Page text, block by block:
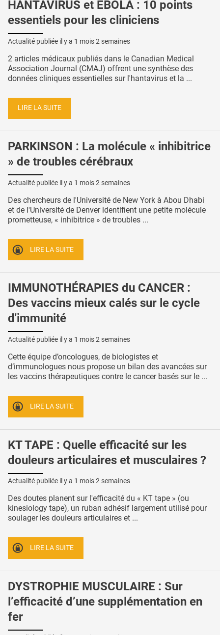
HANTAVIRUS et EBOLA : 10 points
essentiels pour les cliniciens
Actualité publiée il y a 1 mois 2 semaines
2 articles médicaux publiés dans le Canadian Medical
Association Journal (CMAJ) offrent une synthèse des
données cliniques essentielles sur l'hantavirus et la ...
LIRE LA SUITE
PARKINSON : La molécule « inhibitrice
» de troubles cérébraux
Actualité publiée il y a 1 mois 2 semaines
Des chercheurs de l'Université de New York à Abou Dhabi
et de l'Université de Denver identifient une petite molécule
prometteuse, « inhibitrice » de troubles ...
LIRE LA SUITE
IMMUNOTHÉRAPIES du CANCER :
Des vaccins mieux calés sur le cycle
d'immunité
Actualité publiée il y a 1 mois 2 semaines
Cette équipe d’oncologues, de biologistes et
d’immunologues nous propose un bilan des avancées sur
les vaccins thérapeutiques contre le cancer basés sur le ...
LIRE LA SUITE
KT TAPE : Quelle efficacité sur les
douleurs articulaires et musculaires ?
Actualité publiée il y a 1 mois 2 semaines
Des doutes planent sur l'efficacité du « KT tape » (ou
kinesiology tape), un ruban adhésif largement utilisé pour
soulager les douleurs articulaires et ...
LIRE LA SUITE
DYSTROPHIE MUSCULAIRE : Sur
l’efficacité d’une supplémentation en
fer